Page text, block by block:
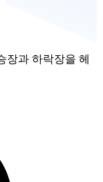
장과 하락장을 헤